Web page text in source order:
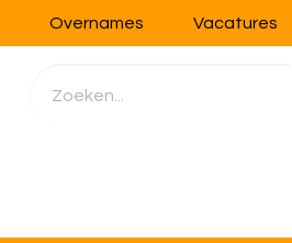
Overnames Vacatures